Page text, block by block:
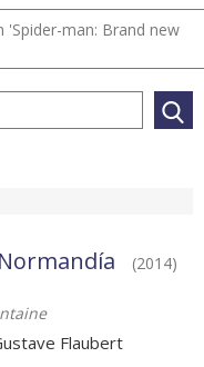
'Spider-man: Brand new
(2014)
Flaubert